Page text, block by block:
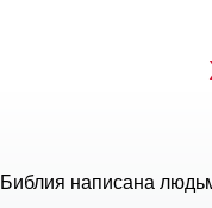
Библия написана